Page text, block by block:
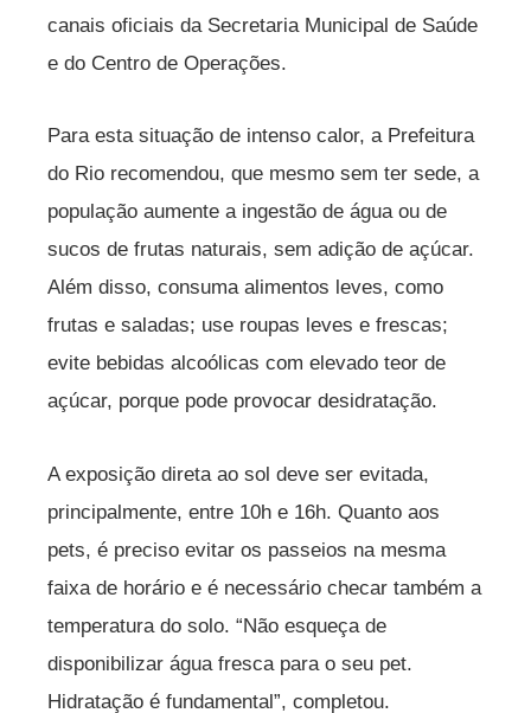
canais oficiais da Secretaria Municipal de Saúde
e do Centro de Operações.
Para esta situação de intenso calor, a Prefeitura
do Rio recomendou, que mesmo sem ter sede, a
população aumente a ingestão de água ou de
sucos de frutas naturais, sem adição de açúcar.
Além disso, consuma alimentos leves, como
frutas e saladas; use roupas leves e frescas;
evite bebidas alcoólicas com elevado teor de
açúcar, porque pode provocar desidratação.
A exposição direta ao sol deve ser evitada,
principalmente, entre 10h e 16h. Quanto aos
pets, é preciso evitar os passeios na mesma
faixa de horário e é necessário checar também a
temperatura do solo. “Não esqueça de
disponibilizar água fresca para o seu pet.
Hidratação é fundamental”, completou.